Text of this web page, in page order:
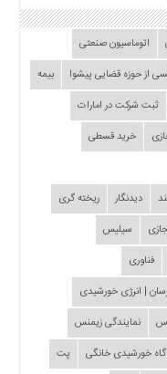
اتوماسیون صنعتی
از حوزه قضایی ‌پیشوا
بیمه
ثبت شرکت در امارات
خرید قسطی
دیدنگار
ریخته گری
سیلیس
فناوری
| انرژی خورشیدی
نمایندگی زیمنس
خورشیدی خانگی
پت